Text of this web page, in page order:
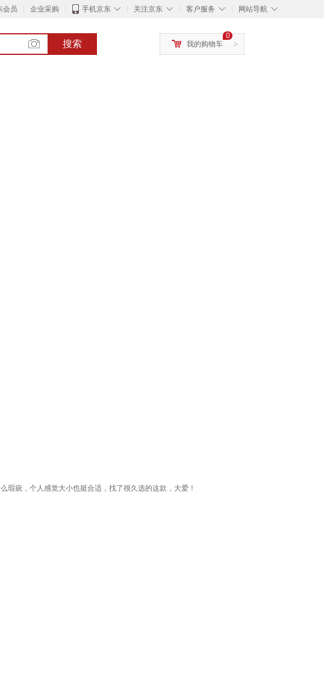
会员 企业采购 ◇
手机京东 ◇
关注京东 ◇
客户服务 ◇
网站导航
搜索 >
0
我的购物车
疵，个人感觉大小也挺合适，找了很久选的这款，大爱！